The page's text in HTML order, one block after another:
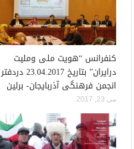
کنفرانس “هویت ملی وملیت
درایران” بتاریخ 23.04.2017 دردفتر
انجمن فرهنگی آذربایجان- برلین
می 23, 2017